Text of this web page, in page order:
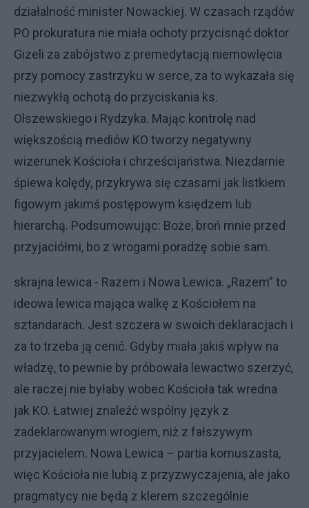
działalność minister Nowackiej. W czasach rządów
PO prokuratura nie miała ochoty przycisnąć doktor
Gizeli za zabójstwo z premedytacją niemowlęcia
przy pomocy zastrzyku w serce, za to wykazała się
niezwykłą ochotą do przyciskania ks.
Olszewskiego i Rydzyka. Mając kontrolę nad
większością mediów KO tworzy negatywny
wizerunek Kościoła i chrześcijaństwa. Niezdarnie
śpiewa kolędy, przykrywa się czasami jak listkiem
figowym jakimś postępowym księdzem lub
hierarchą. Podsumowując: Boże, broń mnie przed
przyjaciółmi, bo z wrogami poradzę sobie sam.
skrajna lewica - Razem i Nowa Lewica. „Razem” to
ideowa lewica mająca walkę z Kościołem na
sztandarach. Jest szczera w swoich deklaracjach i
za to trzeba ją cenić. Gdyby miała jakiś wpływ na
władzę, to pewnie by próbowała lewactwo szerzyć,
ale raczej nie byłaby wobec Kościoła tak wredna
jak KO. Łatwiej znaleźć wspólny język z
zadeklarowanym wrogiem, niż z fałszywym
przyjacielem. Nowa Lewica – partia komuszasta,
więc Kościoła nie lubią z przyzwyczajenia, ale jako
pragmatycy nie będą z klerem szczególnie